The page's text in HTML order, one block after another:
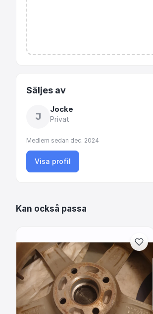
Säljes av
J
Jocke
Privat
Medlem sedan dec. 2024
Visa profil
Kan också passa